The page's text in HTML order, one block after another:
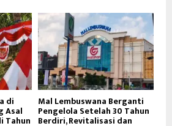
di
Asal
Tahun
Mal Lembuswana Berganti
Pengelola Setelah 30 Tahun
Berdiri, Revitalisasi dan